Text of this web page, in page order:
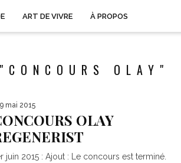
ART DE VIVRE À PROPOS
OLAY"
mai 2015
OLAY
juin 2015 : Ajout : Le concours est terminé.